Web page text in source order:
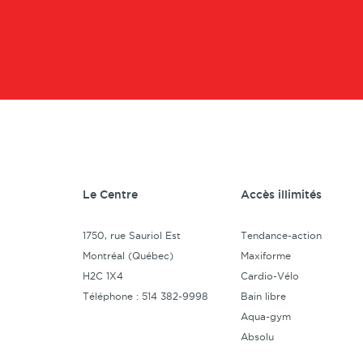
Le Centre
1750, rue Sauriol Est
Montréal (Québec)
H2C 1X4
Téléphone : 514 382-9998
Accès illimités
Tendance-action
Maxiforme
Cardio-Vélo
Bain libre
Aqua-gym
Absolu